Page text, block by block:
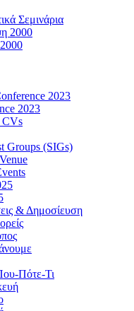
Σεμινάρια
2000
2023
2023
CVs
Groups (SIGs)
& Δημοσίευση
Πότε-Τι